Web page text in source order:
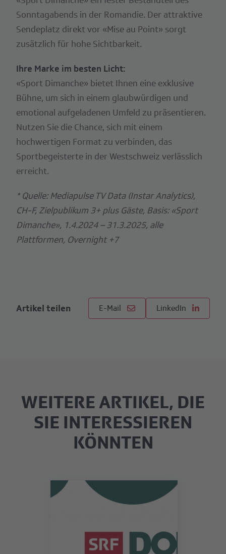
Sonntagabends in der Romandie. Der attraktive
Sendeplatz direkt vor «Mise au Point» sorgt
zusätzlich für hohe Sichtbarkeit.
Ihre Marke im besten Licht:
«Sport Dimanche» bietet Ihnen eine exklusive
Bühne, um sich in einem glaubwürdigen und
emotional aufgeladenen Umfeld zu präsentieren.
Nutzen Sie die Chance, sich mit einem
hochwertigen Format zu verbinden, das
Sportbegeisterte in der Westschweiz verlässlich
erreicht.
* Quelle: Mediapulse TV Data (Instar Analytics),
CH-F, Zielpublikum 3+ plus Gäste, Basis: «Sport
Dimanche», 1.4.2024 – 31.3.2025, alle
Plattformen, Overnight +7
Artikel teilen E-Mail LinkedIn
WEITERE ARTIKEL, DIE
SIE INTERESSIEREN
KÖNNTEN